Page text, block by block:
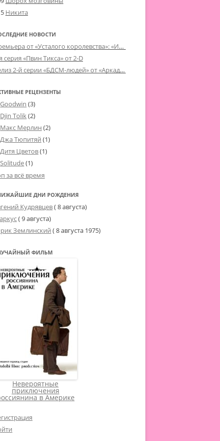
Никита
НОВОСТИ
Премьера от «Усталого королевства»: «Игорь начал»
серия «Пвин Тикса» от 2-D
Релиз 2-й серии «БДСМ-людей» от «Аркада Фильм»
РЕЦЕНЗЕНТЫ
Goodwin (3)
Djin Tolik(2)
Макс Мерлин (2)
Джа Тюпитяй (1)
Дитя Цветов(1)
Solitude(1)
за всё время
ДНИ РОЖДЕНИЯ
Кудрявцев( 8 августа)
( 9 августа)
Землинский (8 августа 1975)
ФИЛЬМ
Невероятные
приключения
в Америке